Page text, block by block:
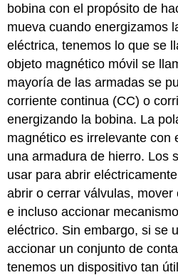
bobina con el propósito de
mueva cuando energizamos
eléctrica, tenemos lo que se
objeto magnético móvil se
mayoría de las armadas se
corriente continua (CC) o
energizando la bobina. La
magnético es irrelevante con
una armadura de hierro. Los
usar para abrir
abrir o cerrar válvulas,
e incluso accionar
eléctrico. Sin embargo, si se
accionar un conjunto de
tenemos un dispositivo tan